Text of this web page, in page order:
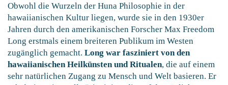
Obwohl die Wurzeln der Huna Philosophie in der
hawaiianischen Kultur liegen, wurde sie in den 1930er
Jahren durch den amerikanischen Forscher Max Freedom
Long erstmals einem breiteren Publikum im Westen
zugänglich gemacht. Long war fasziniert von den
hawaiianischen Heilkünsten und Ritualen, die auf einem
sehr natürlichen Zugang zu Mensch und Welt basieren. Er